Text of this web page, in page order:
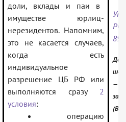
доли, вклады и паи в
имуществе юрлиц-
нерезидентов. Напомним,
это не касается случаев,
когда есть
индивидуальное
разрешение ЦБ РФ или
выполняются сразу 2
условия:
операцию
РФ
897
—